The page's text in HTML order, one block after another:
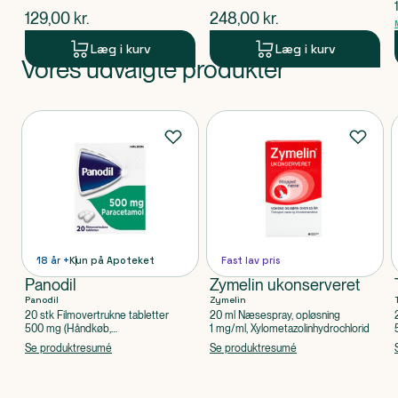
$nuværende pris
129,00 kr.
Læg i kurv
$nuværende pris
248,00 kr.
Læg i kurv
Produkt 1 af 0
Vores udvalgte produkter
Produkter
18 år +Kun på Apoteket
Panodil
Panodil
20 stk Filmovertrukne tabletter
500 mg (Håndkøb,
apoteksforbeholdt), Paracetamol
Se produktresumé
Fast lav pris
Zymelin ukonserveret
Zymelin
20 ml Næsespray, opløsning
1 mg/ml, Xylometazolinhydrochlorid
Se produktresumé